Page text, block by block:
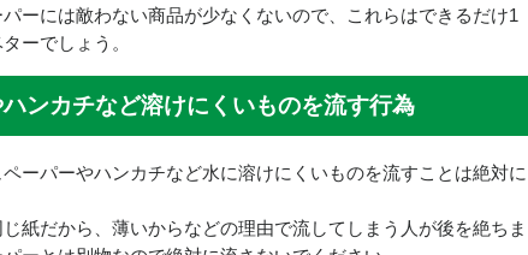
ーには敵わない商品が少なくないので、これらはできるだけ1
ーでしょう。
ンカチなど溶けにくいものを流す行為
ーパーやハンカチなど水に溶けにくいものを流すことは絶対に
紙だから、薄いからなどの理由で流してしまう人が後を絶ちま